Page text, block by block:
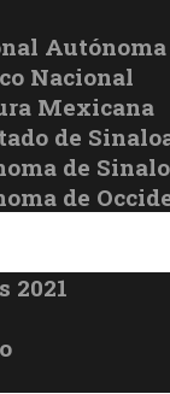
Nacional
Mexicana
de
de
de
2021